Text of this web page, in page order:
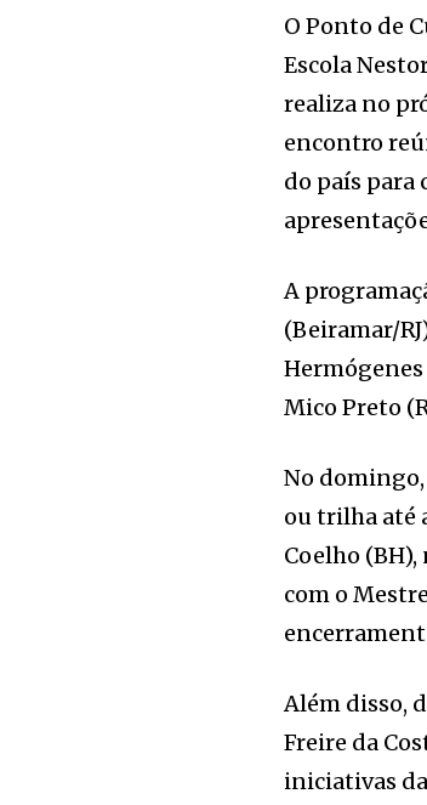
O Ponto de
Escola
realiza no
encontro
do país para
A
(Beiramar/
Hermógenes
Mico Preto
No domingo,
ou trilha até
Coelho
com o
Além disso,
Freire da
iniciativas da